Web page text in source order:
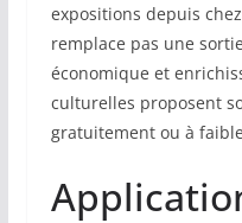
expositions depuis
remplace pas une
économique et
culturelles proposent
gratuitement ou à